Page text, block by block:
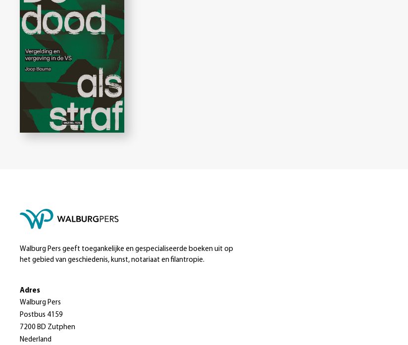
Walburg Pers geeft toegankelijke en gespecialiseerde boeken uit op
het gebied van geschiedenis, kunst, notariaat en filantropie.
Adres
Walburg Pers
Postbus 4159
7200 BD Zutphen
Nederland